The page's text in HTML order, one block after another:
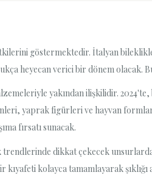
göstermektedir. İtalyan
heyecan verici bir dönem olacak.
yakından ilişkilidir.
yaprak figürleri ve hayvan
fırsatı sunacak.
dikkat çekecek
kolayca tamamlayarak şıklığı